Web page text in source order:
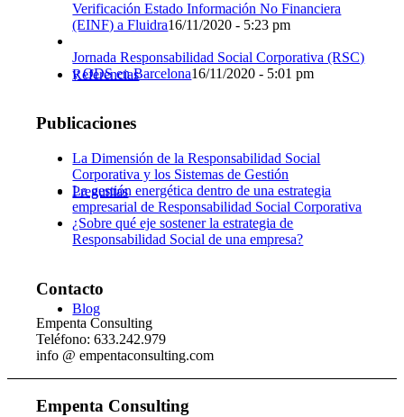
Referencias
Preguntas
Blog
Verificación Estado Información No Financiera
(EINF) a Fluidra16/11/2020 - 5:23 pm
Jornada Responsabilidad Social Corporativa (RSC)
y ODS en Barcelona16/11/2020 - 5:01 pm
Publicaciones
La Dimensión de la Responsabilidad Social
Corporativa y los Sistemas de Gestión
La gestión energética dentro de una estrategia
empresarial de Responsabilidad Social Corporativa
¿Sobre qué eje sostener la estrategia de
Responsabilidad Social de una empresa?
Contacto
Empenta Consulting
Teléfono: 633.242.979
info @ empentaconsulting.com
Empenta Consulting